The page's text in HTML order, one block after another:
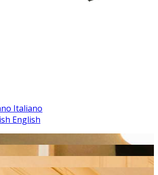
Italiano
English